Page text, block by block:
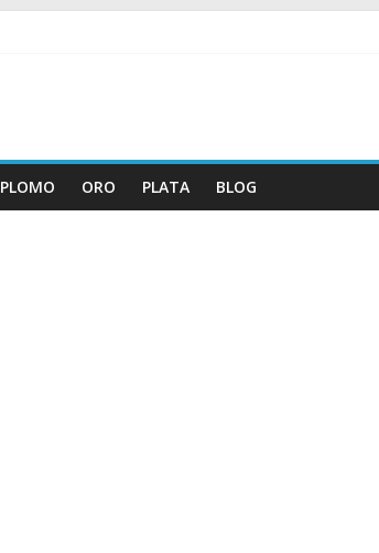
PLOMO ORO PLATA BLOG